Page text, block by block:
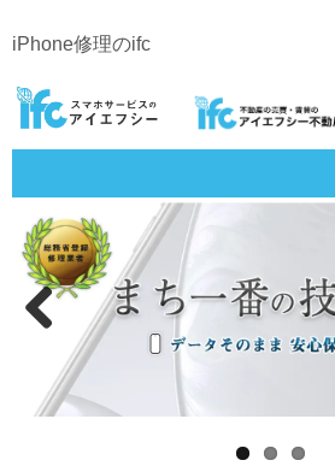
iPhone修理のifc